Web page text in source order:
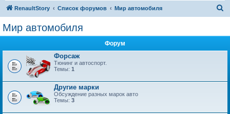
RenaultStory Список форумов Мир автомобиля
Мир автомобиля
Форум
Форсаж
Тюнинг и автоспорт.
Темы: 1
Другие марки
Обсуждение разных марок авто
Темы: 3